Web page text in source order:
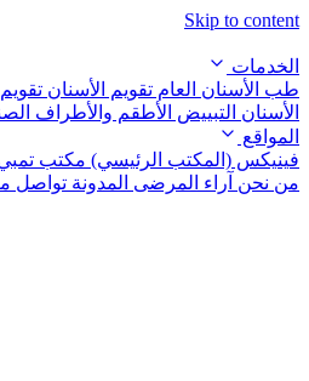
Skip to content
الخدمات
طب الأسنان العام تقويم الأسنان
الأسنان التبييض الأطقم والأطراف
المواقع
فينيكس (المكتب الرئيسي) مكتب
من نحن آراء المرضى المدونة تواصل